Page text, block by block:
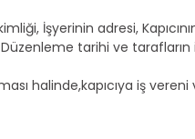
İşyerinin adresi,
tarihi ve tarafların
halinde,kapıcıya iş